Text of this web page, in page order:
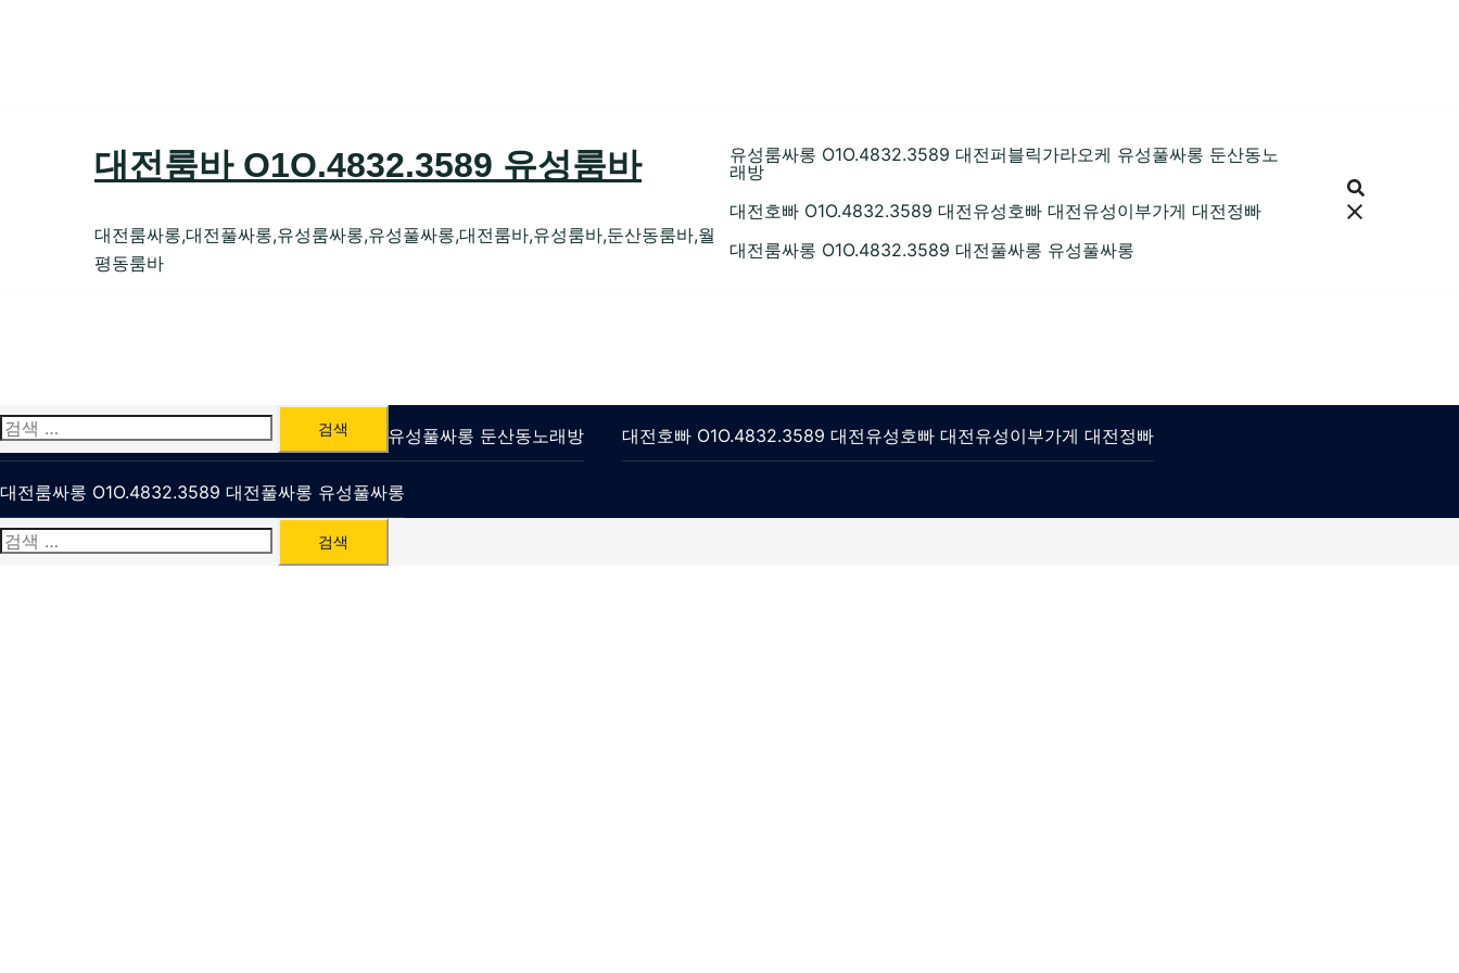
대전룸바 O1O.4832.3589 유성룸바
대전룸싸롱,대전풀싸롱,유성룸싸롱,유성풀싸롱,대전룸바,유성룸바,둔산동룸바,월
평동룸바
유성룸싸롱 O1O.4832.3589 대전퍼블릭가라오케 유성풀싸롱 둔산동노
래방
대전호빠 O1O.4832.3589 대전유성호빠 대전유성이부가게 대전정빠
대전룸싸롱 O1O.4832.3589 대전풀싸롱 유성풀싸롱
검
색:
유성룸싸롱 O1O.4832.3589 대전퍼블릭가라오케 유성풀싸롱 둔산동노래방 대전호빠 O1O.4832.3589 대전유성호빠 대전유성이부가게 대전정빠
대전룸싸롱 O1O.4832.3589 대전풀싸롱 유성풀싸롱
검